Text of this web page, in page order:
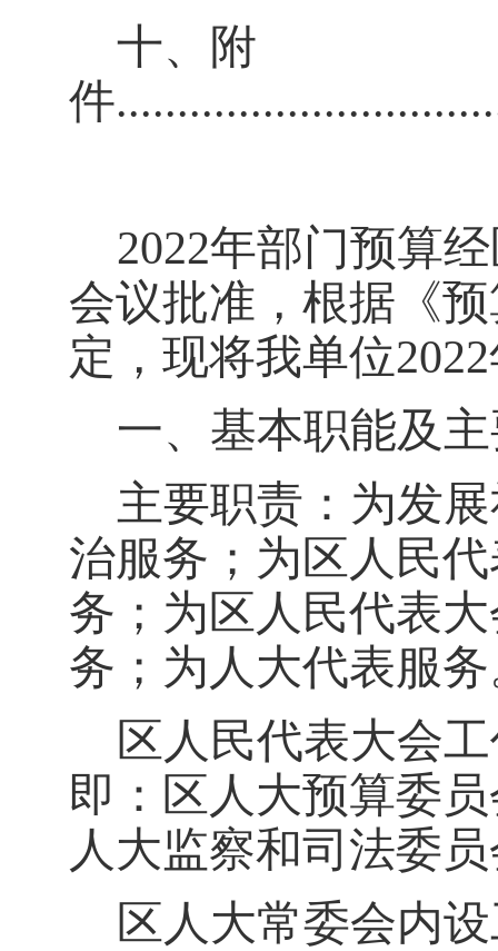
十、附
件
2022年部门预算
会议批准，根据《
定，现将我单位2022
一、基本职能及
主要职责：为发
治服务；为区人民
务；为区人民代表
务；为人大代表服
区人民代表大会
即：区人大预算委
人大监察和司法委
区人大常委会内